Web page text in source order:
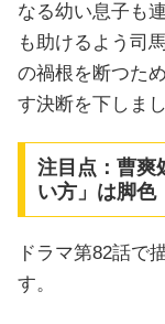
なる幼い息子も
も助けるよう司
の禍根を断つた
す決断を下しまし
注目点：曹爽
い方」は脚色
ドラマ第82話で
す。